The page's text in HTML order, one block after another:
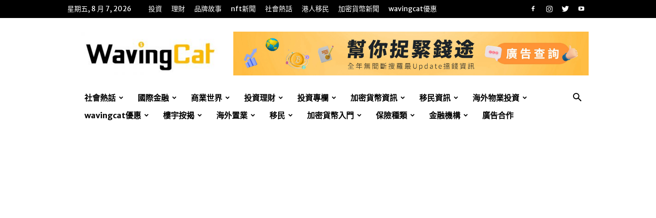
星期五, 8 月 7, 2026 投資 理財 品牌故事 nft新聞 社會熱話 港人移民 加密貨幣新聞 wavingcat優惠
招
財
貓
社會熱話 國際金融 商業世界 投資理財 投資專欄 加密貨幣資訊 移民資訊
海外物業投資
wavingcat優惠
樓宇按揭 海外置業 移民 加密貨幣入門 保險種類 金融機構 廣告合作